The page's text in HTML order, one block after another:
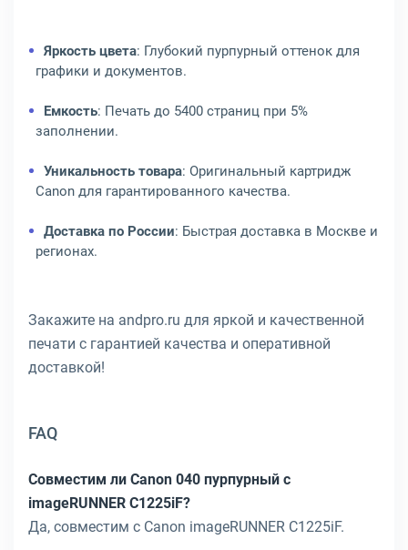
Яркость цвета: Глубокий пурпурный оттенок для
графики и документов.
Емкость: Печать до 5400 страниц при 5%
заполнении.
Уникальность товара: Оригинальный картридж
Canon для гарантированного качества.
Доставка по России: Быстрая доставка в Москве и
регионах.
Закажите на andpro.ru для яркой и качественной
печати с гарантией качества и оперативной
доставкой!
FAQ
Совместим ли Canon 040 пурпурный с
imageRUNNER C1225iF?
Да, совместим с Canon imageRUNNER C1225iF.